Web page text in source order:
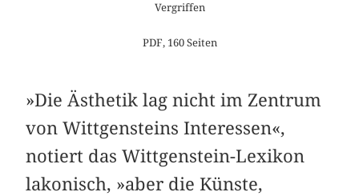
Vergriffen
PDF, 160 Seiten
»Die Ästhetik lag nicht im Zentrum
von Wittgensteins Interessen«,
notiert das Wittgenstein-Lexikon
lakonisch, »aber die Künste,